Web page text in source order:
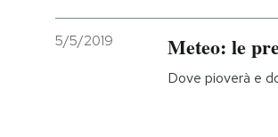
5/5/2019 Meteo: le
Dove pioverà e